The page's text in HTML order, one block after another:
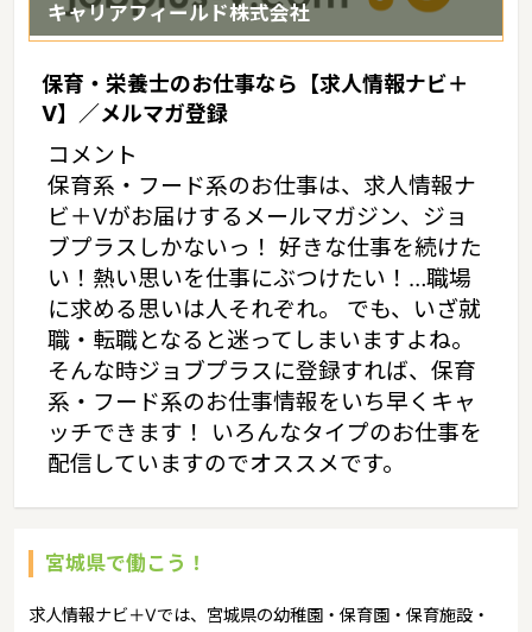
キャリアフィールド株式会社
保育・栄養士のお仕事なら【求人情報ナビ＋
V】／メルマガ登録
コメント
保育系・フード系のお仕事は、求人情報ナ
ビ＋Vがお届けするメールマガジン、ジョ
ブプラスしかないっ！ 好きな仕事を続けた
い！熱い思いを仕事にぶつけたい！…職場
に求める思いは人それぞれ。 でも、いざ就
職・転職となると迷ってしまいますよね。
そんな時ジョブプラスに登録すれば、保育
系・フード系のお仕事情報をいち早くキャ
ッチできます！ いろんなタイプのお仕事を
配信していますのでオススメです。
宮城県で働こう！
求人情報ナビ＋Vでは、宮城県の幼稚園・保育園・保育施設・